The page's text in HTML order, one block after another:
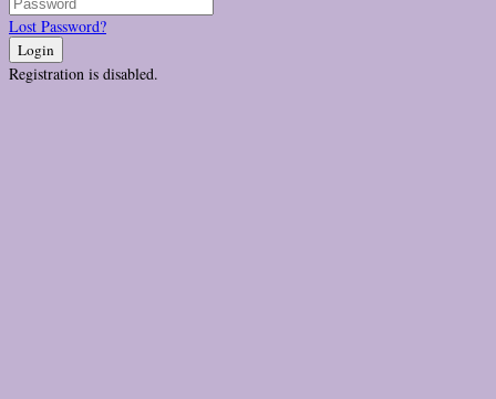
Lost Password?
Login
Registration is disabled.